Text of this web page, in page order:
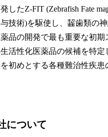
したZ-FIT (Zebrafish Fate
技術)を駆使し、齧歯類の
品の開発で最も重要な初
活性化医薬品の候補を特
初めとする各種難治性疾
について